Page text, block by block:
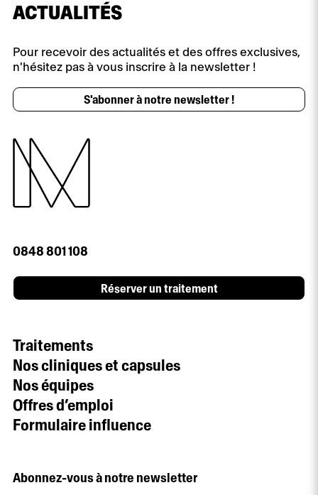
ACTUALITÉS
Pour recevoir des actualités et des offres exclusives,
n'hésitez pas à vous inscrire à la newsletter !
S'abonner à notre newsletter !
0848 801 108
Réserver un traitement
Traitements
Nos cliniques et capsules
Nos équipes
Offres d’emploi
Formulaire influence
Abonnez-vous à notre newsletter